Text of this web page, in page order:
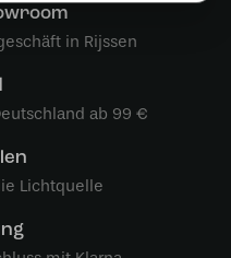
in Rijssen
ab 99 €
Lichtquelle